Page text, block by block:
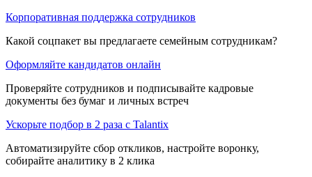
Корпоративная поддержка сотрудников
Какой соцпакет вы предлагаете семейным сотрудникам?
Оформляйте кандидатов онлайн
Проверяйте сотрудников и подписывайте кадровые
документы без бумаг и личных встреч
Ускорьте подбор в 2 раза с Talantix
Автоматизируйте сбор откликов, настройте воронку,
собирайте аналитику в 2 клика